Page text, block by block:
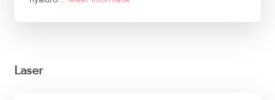
Laser